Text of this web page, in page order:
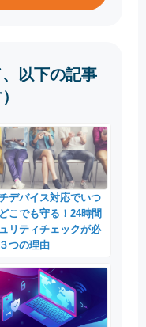
以下の記事
デバイス対応でいつ
こでも守る！24時間
リティチェックが必
つの理由